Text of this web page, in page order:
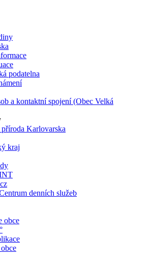
podatelna
a kontaktní spojení (Obec Velká
příroda Karlovarska
kraj
denních služeb
obce